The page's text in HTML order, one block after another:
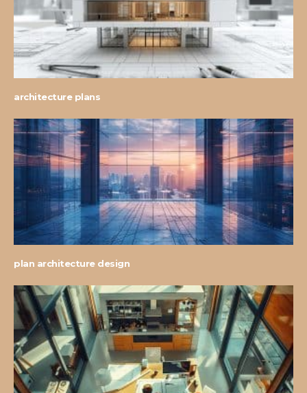
architecture plans
plan architecture design